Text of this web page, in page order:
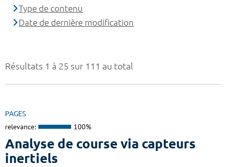
Résultats 1 à 25 sur 111 au total
PAGES
relevance: 100%
Analyse de course via capteurs
inertiels
Type de contenu
Date de dernière modification